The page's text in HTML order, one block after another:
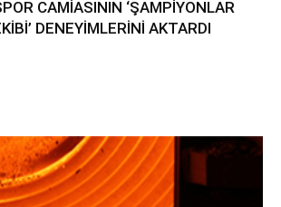
CAMİASININ ‘ŞAMPİYONLAR
DENEYİMLERİNİ AKTARDI